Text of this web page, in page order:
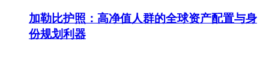
加勒比护照：高净值人群的全球资产配置与身
份规划利器